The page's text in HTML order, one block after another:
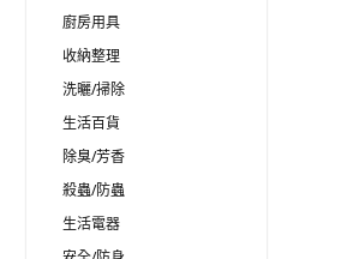
廚房用具
收納整理
洗曬/掃除
生活百貨
除臭/芳香
殺蟲/防蟲
生活電器